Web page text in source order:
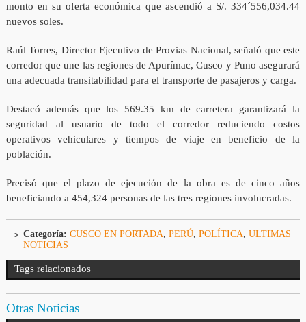
monto en su oferta económica que ascendió a S/. 334´556,034.44
nuevos soles.
Raúl Torres, Director Ejecutivo de Provias Nacional, señaló que este
corredor que une las regiones de Apurímac, Cusco y Puno asegurará
una adecuada transitabilidad para el transporte de pasajeros y carga.
Destacó además que los 569.35 km de carretera garantizará la
seguridad al usuario de todo el corredor reduciendo costos
operativos vehiculares y tiempos de viaje en beneficio de la
población.
Precisó que el plazo de ejecución de la obra es de cinco años
beneficiando a 454,324 personas de las tres regiones involucradas.
Categoría: CUSCO EN PORTADA, PERÚ, POLÍTICA, ULTIMAS
NOTICIAS
Tags relacionados
Otras Noticias